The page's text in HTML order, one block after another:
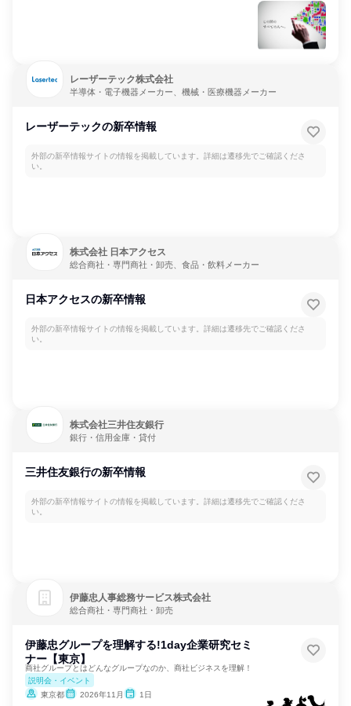
レーザーテック株式会社
半導体・電子機器メーカー、機械・医療機器メーカー
レーザーテックの新卒情報
外部の新卒情報サイトの情報を掲載しています。詳細は遷移先でご確認くださ
い。
株式会社 日本アクセス
総合商社・専門商社・卸売、食品・飲料メーカー
日本アクセスの新卒情報
外部の新卒情報サイトの情報を掲載しています。詳細は遷移先でご確認くださ
い。
株式会社三井住友銀行
銀行・信用金庫・貸付
三井住友銀行の新卒情報
外部の新卒情報サイトの情報を掲載しています。詳細は遷移先でご確認くださ
い。
伊藤忠人事総務サービス株式会社
総合商社・専門商社・卸売
伊藤忠グループを理解する!1day企業研究セミ
ナー【東京】
商社グループとはどんなグループなのか、商社ビジネスを理解！
説明会・イベント
東京都
2026年11月 1日